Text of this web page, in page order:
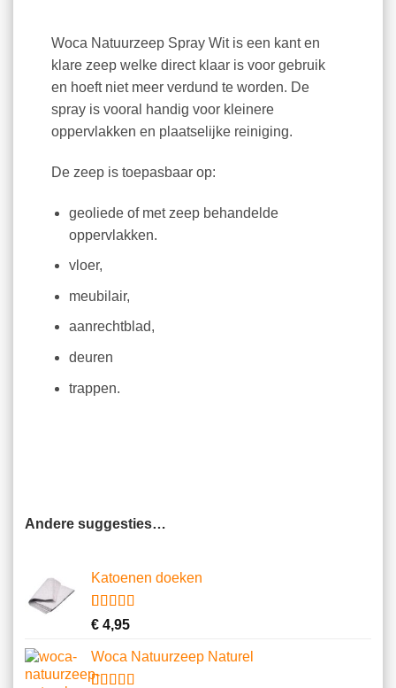
Woca Natuurzeep Spray Wit is een kant en
klare zeep welke direct klaar is voor gebruik
en hoeft niet meer verdund te worden. De
spray is vooral handig voor kleinere
oppervlakken en plaatselijke reiniging.
De zeep is toepasbaar op:
geoliede of met zeep behandelde
oppervlakken.
vloer,
meubilair,
aanrechtblad,
deuren
trappen.
Andere suggesties…
Katoenen doeken
Gewaardeerd
4.62
gebaseerd
op
13
klantbeoordelingen
€4,95
Woca Natuurzeep Naturel